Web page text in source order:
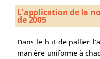
L'application de la
de 2005
Dans le but de pallier
manière uniforme à